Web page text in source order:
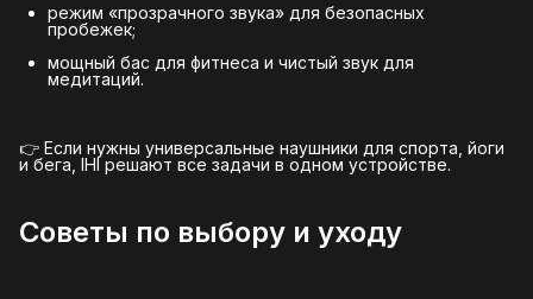
режим «прозрачного звука» для безопасных
пробежек;
мощный бас для фитнеса и чистый звук для
медитаций.
👉 Если нужны универсальные наушники для спорта, йоги
и бега, IHI решают все задачи в одном устройстве.
Советы по выбору и уходу